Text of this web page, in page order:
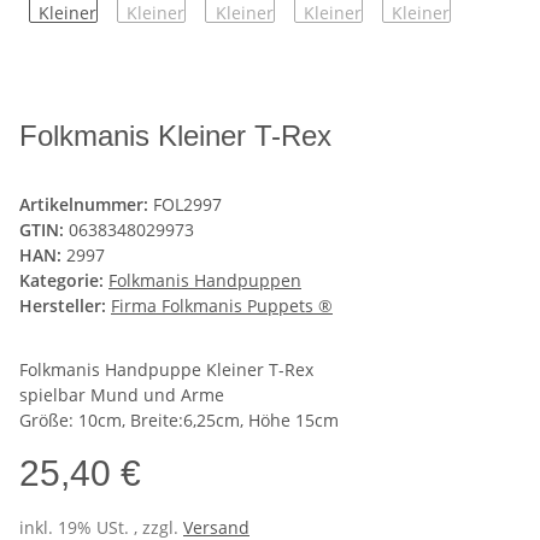
Folkmanis Kleiner T-Rex
Artikelnummer: FOL2997
GTIN: 0638348029973
HAN: 2997
Kategorie: Folkmanis Handpuppen
Hersteller: Firma Folkmanis Puppets ®
Folkmanis Handpuppe Kleiner T-Rex
spielbar Mund und Arme
Größe: 10cm, Breite:6,25cm, Höhe 15cm
25,40 €
inkl. 19% USt. , zzgl. Versand